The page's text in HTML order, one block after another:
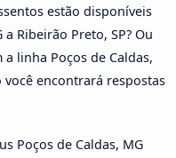
estão disponíveis
Ribeirão Preto, SP? Ou
linha Poços de Caldas,
você encontrará respostas
Poços de Caldas, MG